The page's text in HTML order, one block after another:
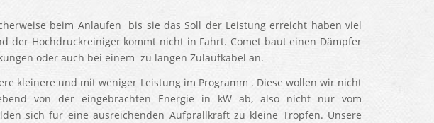
beim Anlaufen bis sie das Soll der Leistung erreicht haben viel
der Hochdruckreiniger kommt nicht in Fahrt. Comet baut einen Dämpfer
oder auch bei einem zu langen Zulaufkabel an.
kleinere und mit weniger Leistung im Programm . Diese wollen wir nicht
von der eingebrachten Energie in kW ab, also nicht nur vom
sich für eine ausreichenden Aufprallkraft zu kleine Tropfen. Unsere